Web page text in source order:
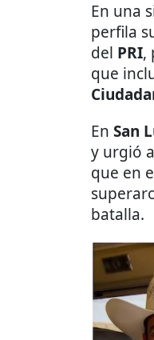
En una
perfila
del PRI,
que
En San
y urgió
que en
batalla.